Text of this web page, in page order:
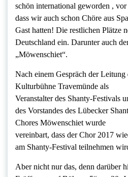
schön international geworden ,
dass wir auch schon Chöre aus
Gast hatten! Die restlichen Plätze
Deutschland ein. Darunter auch
„Möwenschiet“.
Nach einem Gespräch der Leitung
Kulturbühne Travemünde als
Veranstalter des Shanty-Festivals
des Vorstandes des Lübecker
Chores Möwenschiet wurde
vereinbart, dass der Chor 2017
am Shanty-Festival teilnehmen
Aber nicht nur das, denn darüber